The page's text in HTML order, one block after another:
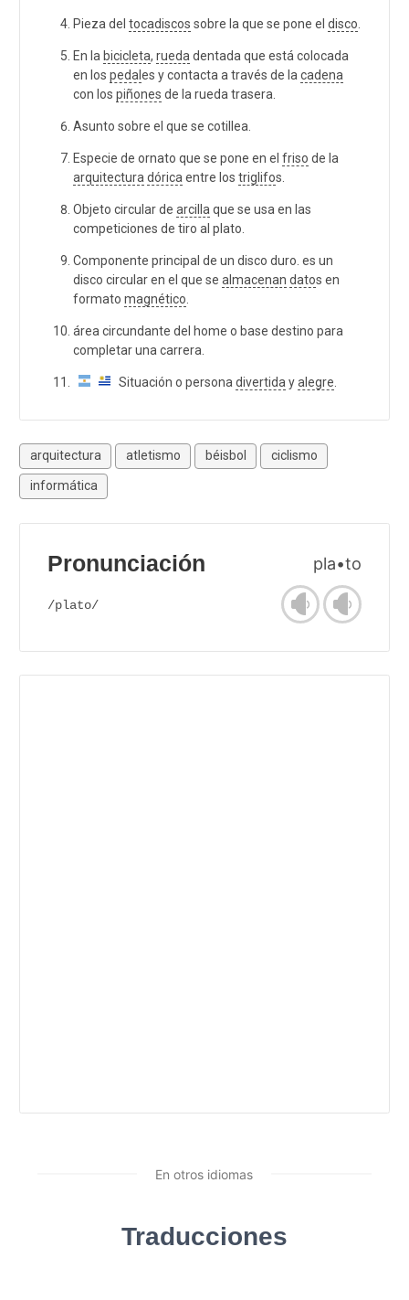
Pieza del tocadiscos sobre la que se pone el disco
En la bicicleta, rueda dentada que está colocada
en los pedal es y contacta a través de la cadena
con los piñones de la rueda trasera.
Asunto sobre el que se cotillea.
Especie de ornato que se pone en el friso de la
arquitectura dórica entre los triglifos.
Objeto circular de arcilla que se usa en las
competiciones de tiro al plato.
Componente principal de un disco duro. es un
disco circular en el que se almacenan datos en
formato magnético
área circundante del home o base destino para
completar una carrera.
Situación o persona divertida yalegre
arquitectura atletismo béisbol ciclismo
informática
Pronunciación pla•to
/plato/
En otros idiomas
Traducciones